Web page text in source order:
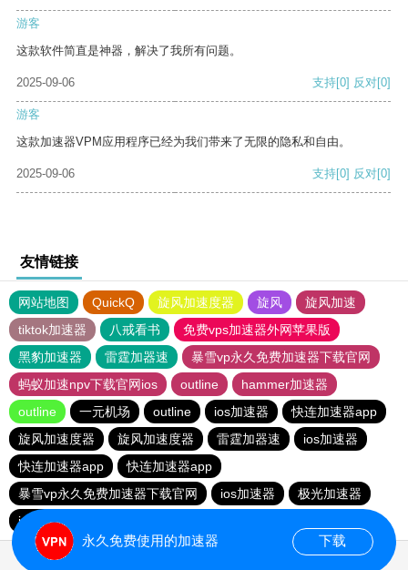
游客
这款软件简直是神器，解决了我所有问题。
2025-09-06 支持[0] 反对[0]
游客
这款加速器VPM应用程序已经为我们带来了无限的隐私和自由。
2025-09-06 支持[0] 反对[0]
友情链接
网站地图 QuickQ 旋风加速度器 旋风
旋风加速
tiktok加速器
八戒看书
免费vps加速器外网苹果版
黑豹加速器
雷霆加器速
暴雪vp永久免费加速器下载官网
蚂蚁加速npv下载官网ios
outline
hammer加速器
outline
一元机场 outline ios加速器
快连加速器app
旋风加速度器
旋风加速度器 雷霆加器速
ios加速器
快连加速器app
快连加速器app
暴雪vp永久免费加速器下载官网
ios加速器
极光加速器
ios加速器
永久免费使用的加速器 下载